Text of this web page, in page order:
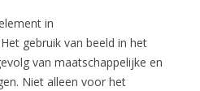
in
gebruik van beeld in het
van maatschappelijke en
Niet alleen voor het